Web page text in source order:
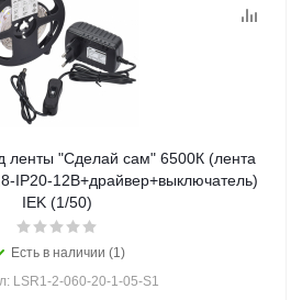
ленты "Сделай сам" 6500К (лента
IP20-12В+драйвер+выключатель)
IEK (1/50)
Есть в наличии (1)
LSR1-2-060-20-1-05-S1